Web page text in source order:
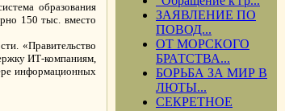
образования
150 тыс. вместо
«Правительство
ИТ-компаниям,
информационных
ЗАЯВЛЕНИЕ ПО
ПОВОД...
ОТ МОРСКОГО
БРАТСТВА...
БОРЬБА ЗА МИР В
ЛЮТЫ...
СЕКРЕТНОЕ